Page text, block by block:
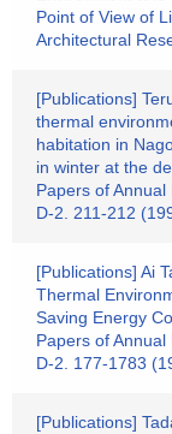
Point of View of
Architectural
[Publications]
thermal
habitation in
in winter at the
Papers of Annual
D-2. 211-212
[Publications] Ai
Thermal
Saving Energy
Papers of Annual
D-2. 177-1783
[Publications]